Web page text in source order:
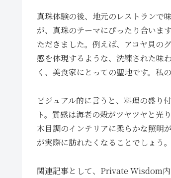
真珠体験の後、地元のレストランで
が、真珠のテーマにぴったり合いま
ただきました。例えば、アコヤ貝の
感を体現するような、洗練された味
く、美食家にとっての聖地です。私
ビジュアル的に言うと、料理の盛り
ト。質感は海老の殻がツヤツヤと光
木目調のインテリアに柔らかな照明
が実際に訪れたくなることでしょう。
関連記事として、Private Wisdom